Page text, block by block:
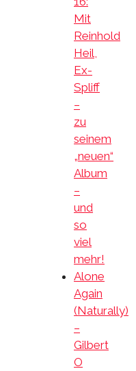
Mit
Reinhold
Heil,
Ex-
Spliff
–
zu
seinem
„neuen“
Album
–
und
so
viel
mehr!
Alone
Again
(Naturally)
–
Gilbert
O